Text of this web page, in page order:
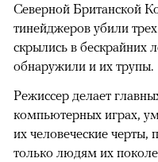
Северной Британской
тинейджеров убили
скрылись в бескрайних
обнаружили и их трупы.
Режиссер делает
компьютерных играх,
их человеческие черты,
только людям их